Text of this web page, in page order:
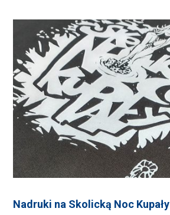
Nadruki na Skolicką Noc Kupały